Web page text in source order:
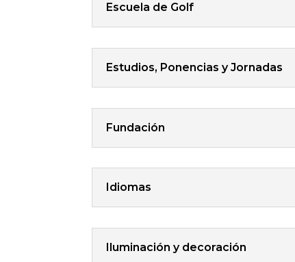
Escuela de Golf
Estudios, Ponencias y Jornadas
Fundación
Idiomas
Iluminación y decoración